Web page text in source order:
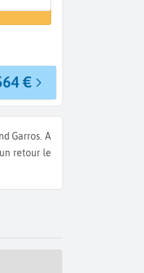
€
Garros.A
retour le